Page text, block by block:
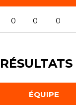
0 0 0
RÉSULTATS
ÉQUIPE